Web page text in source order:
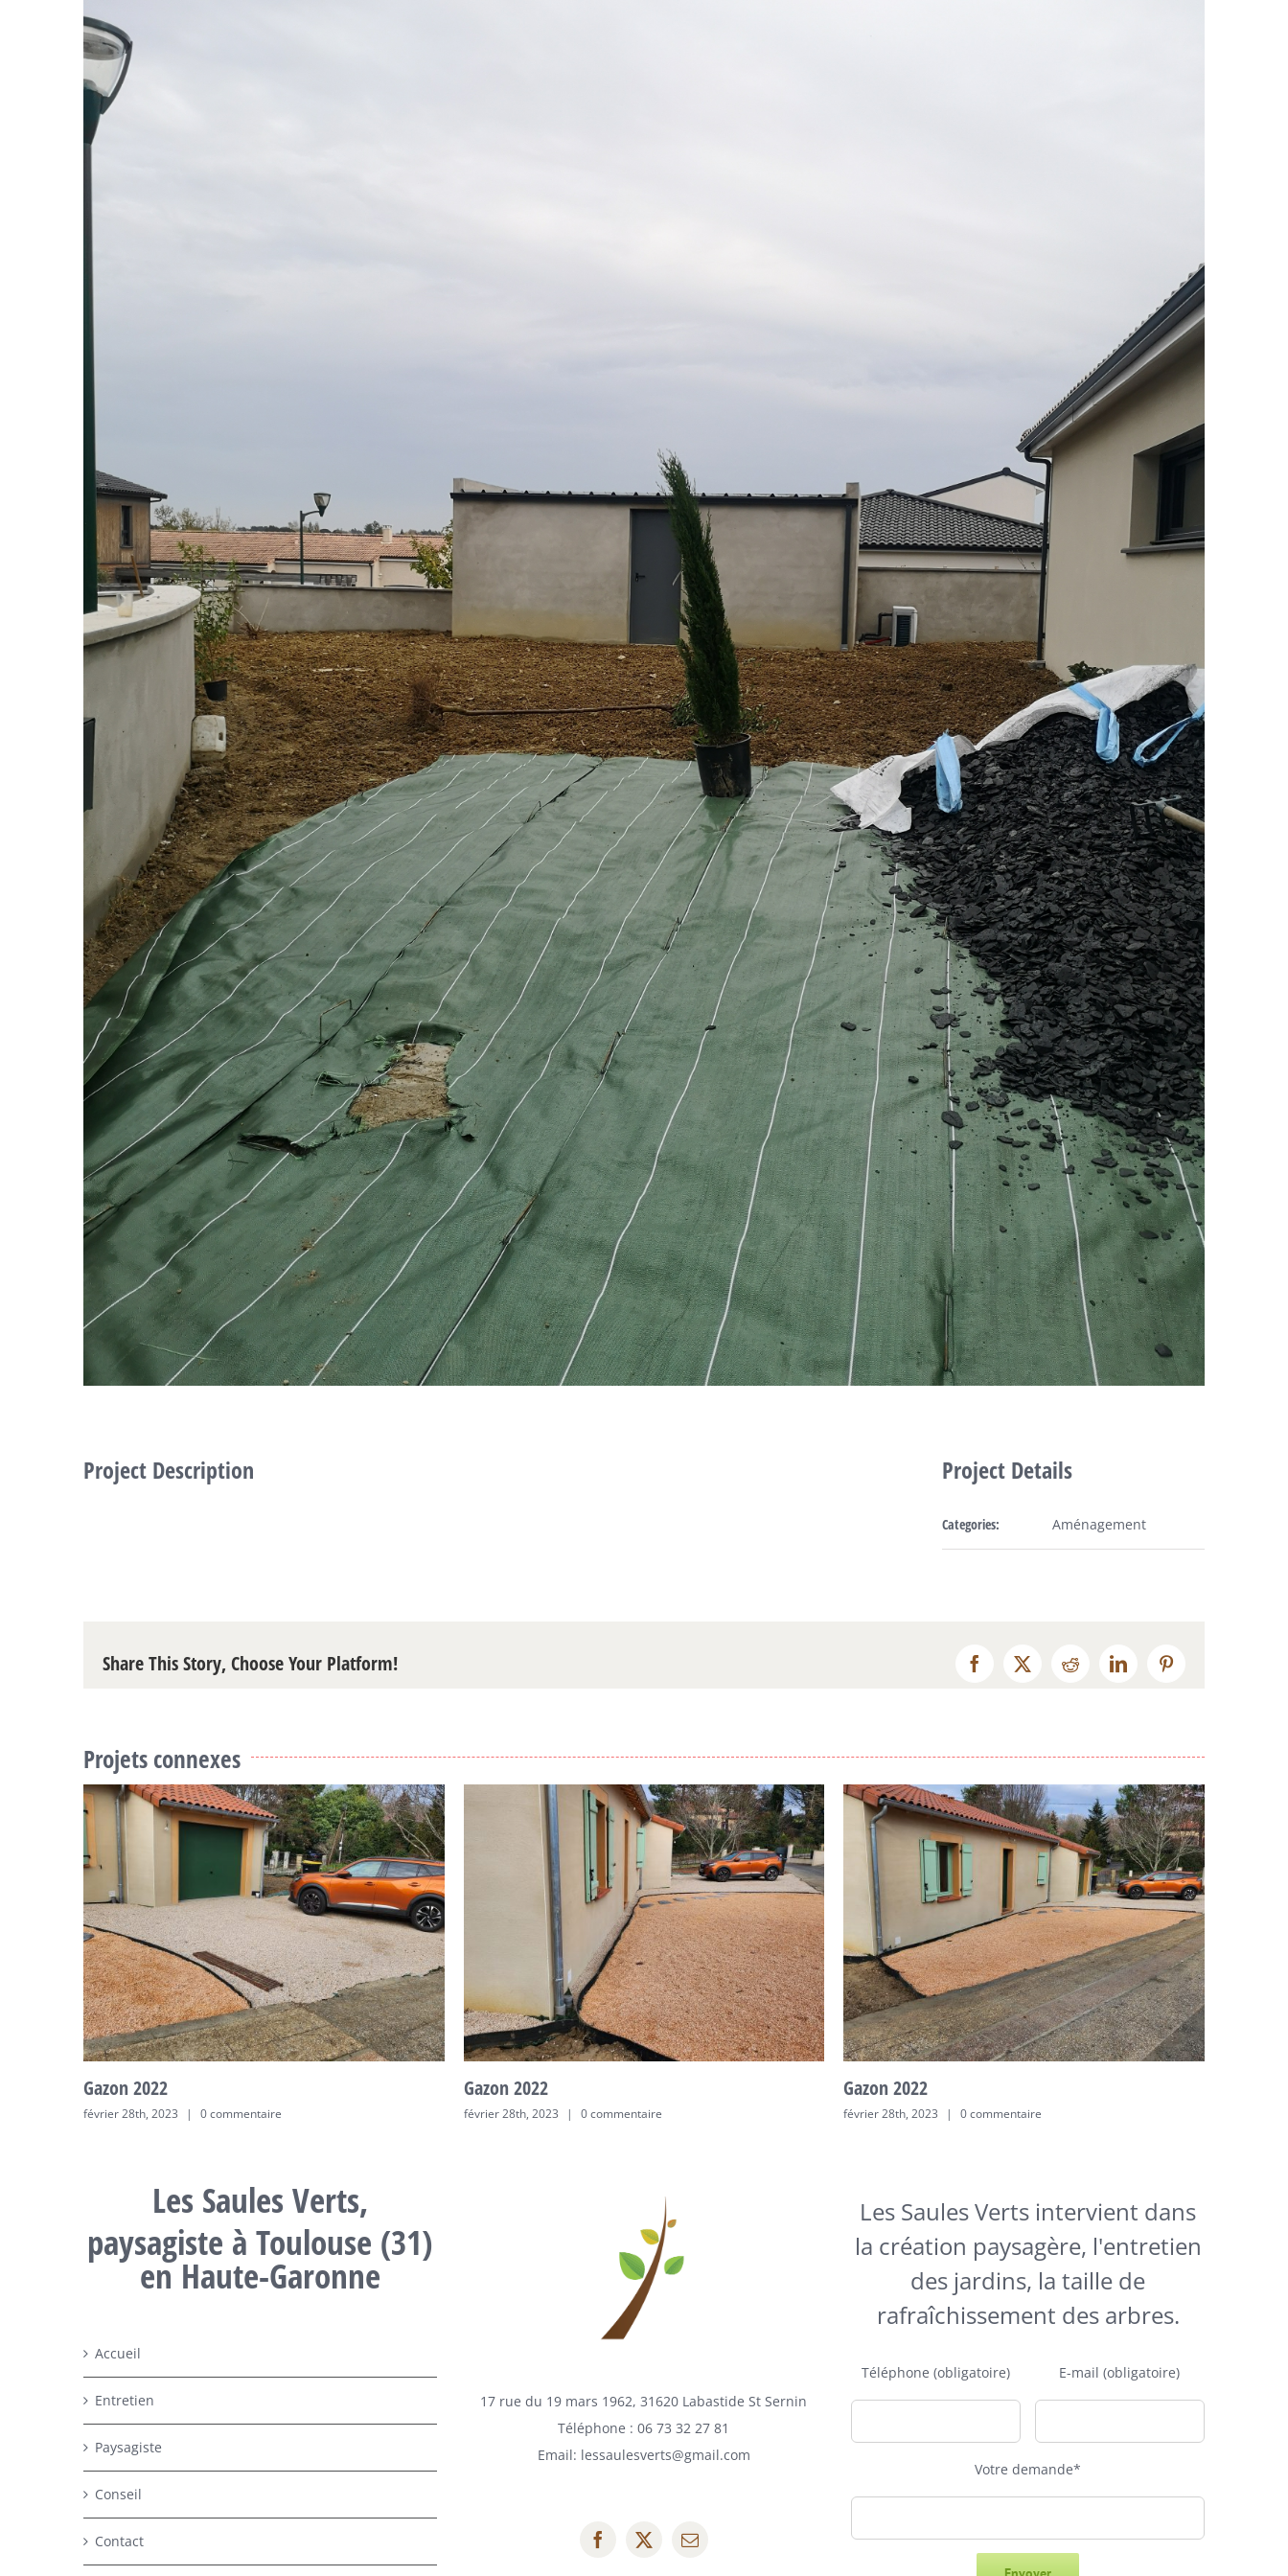
Project Description Project Details
Categories: Aménagement
Share This Story, Choose Your Platform! FacebookTwitterRedditLinkedInPinterest
Projets connexes
Gazon 2022
février 28th, 2023 | 0 commentaire
Gazon 2022
février 28th, 2023 | 0 commentaire
Gazon 2022
février 28th, 2023 | 0 commentaire
Les Saules Verts,
paysagiste à Toulouse (31)
en Haute-Garonne
Accueil
Entretien
Paysagiste
Conseil
Contact
17 rue du 19 mars 1962, 31620 Labastide St Sernin
Téléphone :06 73 32 27 81
Email: lessaulesverts@gmail.com
Les Saules Verts intervient dans
la création paysagère, l'entretien
des jardins, la taille de
rafraîchissement des arbres.
Téléphone (obligatoire) E-mail (obligatoire)
Votre demande*